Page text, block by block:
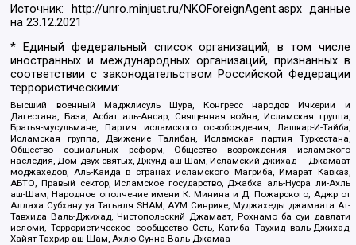
Источник: http://unro.minjust.ru/NKOForeignAgent.aspxданные
на23.12.2021
* Единый федеральный список организаций, в том числе
иностранных и международных организаций, признанных в
соответствии с законодательством Российской Федерации
террористическими:
Высший военный Маджлисуль Шура, Конгресс народов Ичкерии и
Дагестана, База, Асбат аль-Ансар, Священная война, Исламская группа,
Братья-мусульмане, Партия исламского освобождения, Лашкар-И-Тайба,
Исламская группа, Движение Талибан, Исламская партия Туркестана,
Общество социальных реформ, Общество возрождения исламского
наследия, Дом двух святых, Джунд аш-Шам, Исламский джихад – Джамаат
моджахедов, Аль-Каида в странах исламского Магриба, Имарат Кавказ,
АБТО, Правый сектор, Исламское государство, Джабха аль-Нусра ли-Ахль
аш-Шам, Народное ополчение имени К. Минина и Д. Пожарского, Аджр от
Аллаха Субхану уа Тагьаля SHAM, АУМ Синрике, Муджахеды джамаата Ат-
Тавхида Валь-Джихад, Чистопольский Джамаат, Рохнамо ба суи давлати
исломи, Террористическое сообщество Сеть, Катиба Таухид валь-Джихад,
Хайят Тахрир аш-Шам, Ахлю Сунна Валь Джамаа